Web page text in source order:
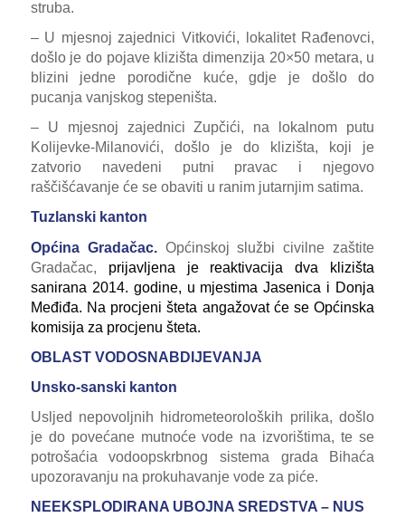
struba.
– U mjesnoj zajednici Vitkovići, lokalitet Rađenovci,
došlo je do pojave klizišta dimenzija 20×50 metara, u
blizini jedne porodične kuće, gdje je došlo do
pucanja vanjskog stepeništa.
– U mjesnoj zajednici Zupčići, na lokalnom putu
Kolijevke-Milanovići, došlo je do klizišta, koji je
zatvorio navedeni putni pravac i njegovo
raščišćavanje će se obaviti u ranim jutarnjim satima.
Tuzlanski kanton
Općina Gradačac.Općinskoj službi civilne zaštite
Gradačac, prijavljena je reaktivacija dva klizišta
sanirana 2014. godine, u mjestima Jasenica i Donja
Međiđa. Na procjeni šteta angažovat će se Općinska
komisija za procjenu šteta.
OBLAST VODOSNABDIJEVANJA
Unsko-sanski kanton
Usljed nepovoljnih hidrometeoroloških prilika, došlo
je do povećane mutnoće vode na izvorištima, te se
potrošaćia vodoopskrbnog sistema grada Bihaća
upozoravanju na prokuhavanje vode za piće.
NEEKSPLODIRANA UBOJNA SREDSTVA – NUS